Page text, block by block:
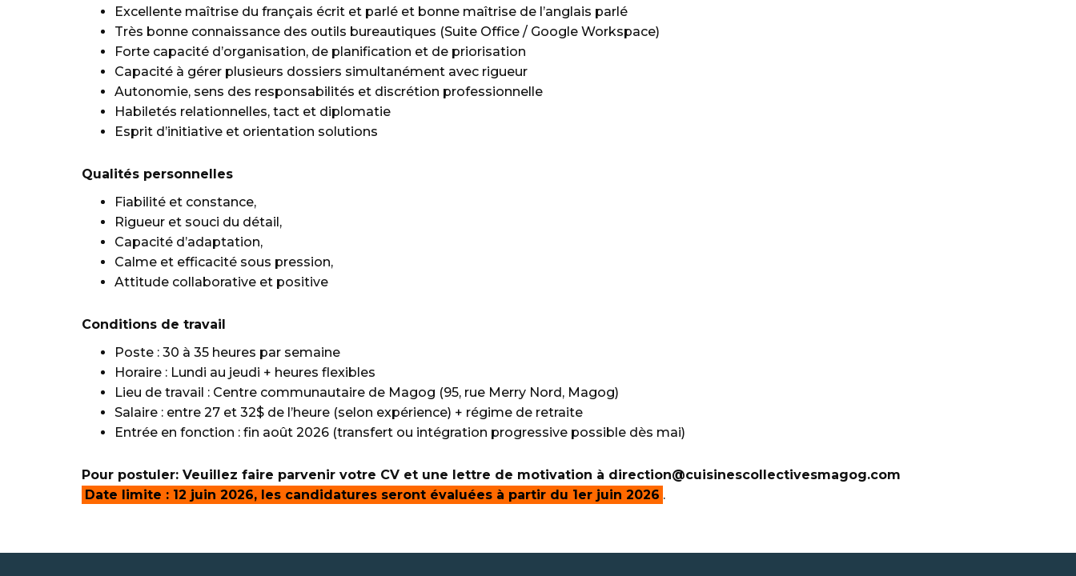
Excellente maîtrise du français écrit et parlé et bonne maîtrise de l’anglais parlé
Très bonne connaissance des outils bureautiques (Suite Office / Google Workspace)
Forte capacité d’organisation, de planification et de priorisation
Capacité à gérer plusieurs dossiers simultanément avec rigueur
Autonomie, sens des responsabilités et discrétion professionnelle
Habiletés relationnelles, tact et diplomatie
Esprit d’initiative et orientation solutions
Qualités personnelles
Fiabilité et constance,
Rigueur et souci du détail,
Capacité d’adaptation,
Calme et efficacité sous pression,
Attitude collaborative et positive
Conditions de travail
Poste : 30 à 35 heures par semaine
Horaire : Lundi au jeudi + heures flexibles
Lieu de travail : Centre communautaire de Magog (95, rue Merry Nord, Magog)
Salaire : entre 27 et 32$ de l’heure (selon expérience) + régime de retraite
Entrée en fonction : fin août 2026 (transfert ou intégration progressive possible dès mai)
Pour postuler: Veuillez faire parvenir votre CV et une lettre de motivation à direction@cuisinescollectivesmagog.com
Date limite : 12 juin 2026, les candidatures seront évaluées à partir du 1er juin 2026 .